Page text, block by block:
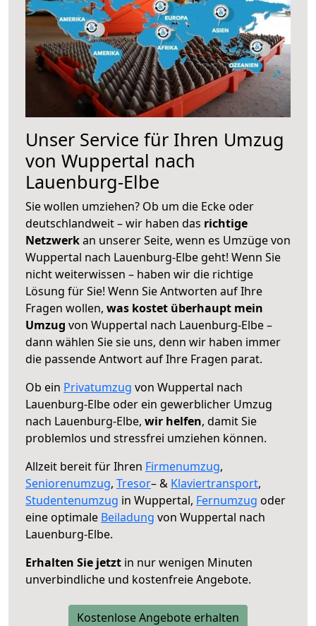
Unser Service für Ihren Umzug
von Wuppertal nach
Lauenburg-Elbe
Sie wollen umziehen? Ob um die Ecke oder
deutschlandweit – wir haben das richtige
Netzwerkan unserer Seite, wenn es Umzüge von
Wuppertal nach Lauenburg-Elbe geht! Wenn Sie
nicht weiterwissen – haben wir die richtige
Lösung für Sie! Wenn Sie Antworten auf Ihre
Fragen wollen, was kostet überhaupt mein
Umzug von Wuppertal nach Lauenburg-Elbe –
dann wählen Sie sie uns, denn wir haben immer
die passende Antwort auf Ihre Fragen parat.
Ob ein Privatumzug von Wuppertal nach
Lauenburg-Elbe oder ein gewerblicher Umzug
nach Lauenburg-Elbe, wir helfen, damit Sie
problemlos und stressfrei umziehen können.
Allzeit bereit für Ihren Firmenumzug,
Seniorenumzug, Tresor– & Klaviertransport,
Studentenumzug in Wuppertal, Fernumzug oder
eine optimale Beiladung von Wuppertal nach
Lauenburg-Elbe.
Erhalten Sie jetzt in nur wenigen Minuten
unverbindliche und kostenfreie Angebote.
Kostenlose Angebote erhalten